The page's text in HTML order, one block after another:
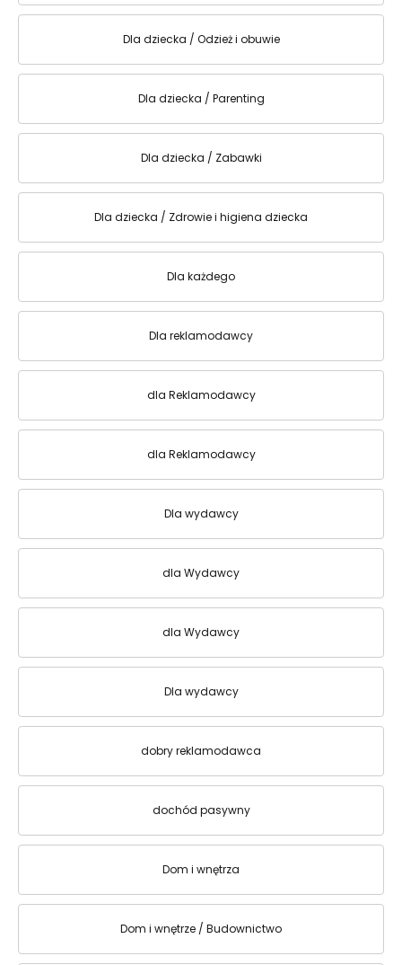
Dla dziecka / Odzież i obuwie
Dla dziecka / Parenting
Dla dziecka / Zabawki
Dla dziecka / Zdrowie i higiena dziecka
Dla każdego
Dla reklamodawcy
dla Reklamodawcy
dla Reklamodawcy
Dla wydawcy
dla Wydawcy
dla Wydawcy
Dla wydawcy
dobry reklamodawca
dochód pasywny
Dom i wnętrza
Dom i wnętrze / Budownictwo